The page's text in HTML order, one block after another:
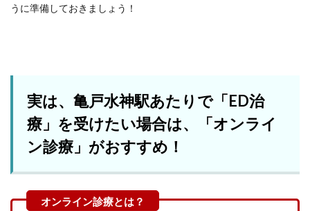
うに準備しておきましょう！
実は、亀戸水神駅あたりで「ED治
療」を受けたい場合は、「オンライ
ン診療」がおすすめ！